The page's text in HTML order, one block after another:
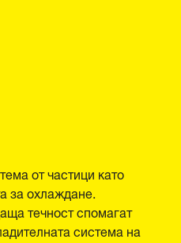
от частици като
за охлаждане.
течност спомагат
система на